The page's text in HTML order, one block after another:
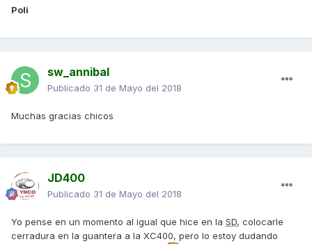
Poli
sw_annibal
Publicado 31 de Mayo del 2018
Muchas gracias chicos
JD400
Publicado 31 de Mayo del 2018
Yo pense en un momento al igual que hice en la SD, colocarle
cerradura en la guantera a la XC400, pero lo estoy dudando